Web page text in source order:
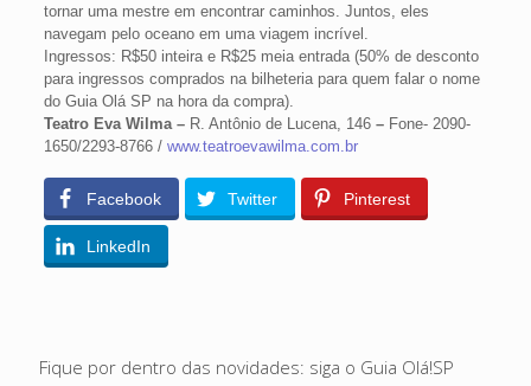
tornar uma mestre em encontrar caminhos. Juntos, eles
navegam pelo oceano em uma viagem incrível.
Ingressos: R$50 inteira e R$25 meia entrada (50% de desconto
para ingressos comprados na bilheteria para quem falar o nome
do Guia Olá SP na hora da compra).
Teatro Eva Wilma – R. Antônio de Lucena, 146– Fone- 2090-
1650/2293-8766 / www.teatroevawilma.com.br
Facebook Twitter Pinterest
LinkedIn
Fique por dentro das novidades: siga o Guia Olá!SP